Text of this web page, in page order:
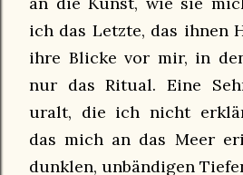
ich das Letzte, das ihnen
ihre Blicke vor mir, in
nur das Ritual. Eine
uralt, die ich nicht
das mich an das Meer
dunklen, unbändigen